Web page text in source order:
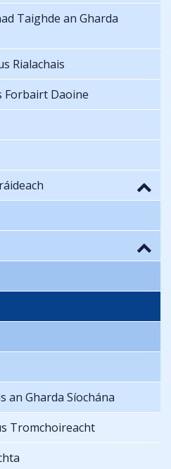
Taighde an Gharda
Rialachais
Forbairt Daoine
an Gharda Síochána
Tromchoireacht